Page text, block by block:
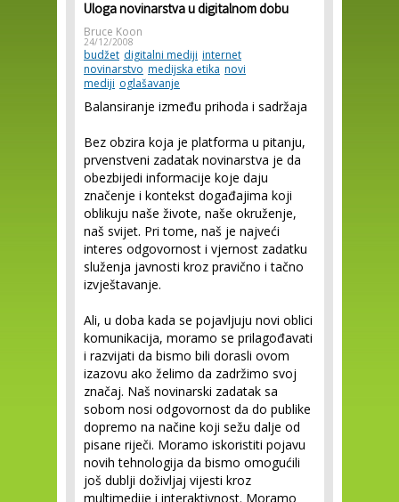
Uloga novinarstva u digitalnom dobu
Bruce Koon
24/12/2008
budžet digitalni mediji internet
novinarstvo medijska etika novi
mediji oglašavanje
Balansiranje između prihoda i sadržaja
Bez obzira koja je platforma u pitanju,
prvenstveni zadatak novinarstva je da
obezbijedi informacije koje daju
značenje i kontekst događajima koji
oblikuju naše živote, naše okruženje,
naš svijet. Pri tome, naš je najveći
interes odgovornost i vjernost zadatku
služenja javnosti kroz pravično i tačno
izvještavanje.
Ali, u doba kada se pojavljuju novi oblici
komunikacija, moramo se prilagođavati
i razvijati da bismo bili dorasli ovom
izazovu ako želimo da zadržimo svoj
značaj. Naš novinarski zadatak sa
sobom nosi odgovornost da do publike
dopremo na načine koji sežu dalje od
pisane riječi. Moramo iskoristiti pojavu
novih tehnologija da bismo omogućili
još dublji doživljaj vijesti kroz
multimedije i interaktivnost. Moramo